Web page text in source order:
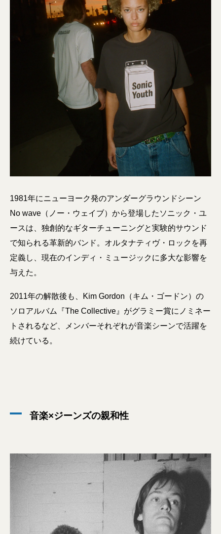
1981年にニューヨーク発のアンダーグラウンドシーン
No wave（ノー・ウェイブ）から登場したソニック・ユ
ースは、独創的なギターチューニングと実験的サウンド
で知られる革新的バンド。オルタナティヴ・ロックを再
定義し、現在のインディ・ミュージックに多大な影響を
与えた。
2011年の解散後も、Kim Gordon（キム・ゴードン）の
ソロアルバム『The Collective』がグラミー賞にノミネー
トされるなど、メンバーそれぞれが音楽シーンで活躍を
続けている。
音楽×ジーンズの親和性